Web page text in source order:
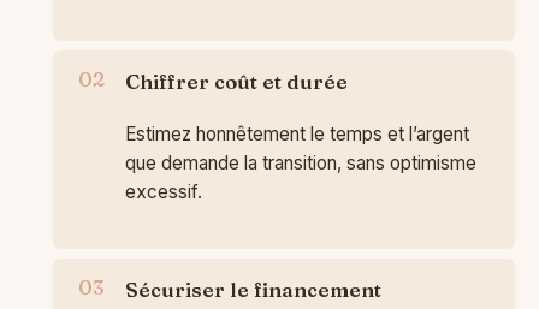
Chiffrer coût et durée
Estimez honnêtement le temps et l’argent
que demande la transition, sans optimisme
excessif.
Sécuriser le financement